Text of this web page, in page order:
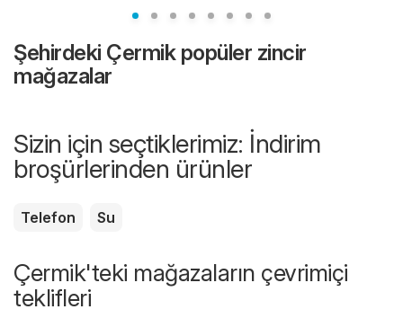
Şehirdeki Çermik popüler zincir
mağazalar
Sizin için seçtiklerimiz: İndirim
broşürlerinden ürünler
Telefon Su
Çermik'teki mağazaların çevrimiçi
teklifleri